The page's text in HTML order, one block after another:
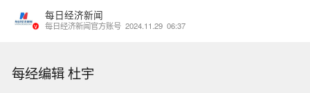
每日经济新闻
每日经济新闻官方账号 2024.11.29 06:37
每经编辑 杜宇